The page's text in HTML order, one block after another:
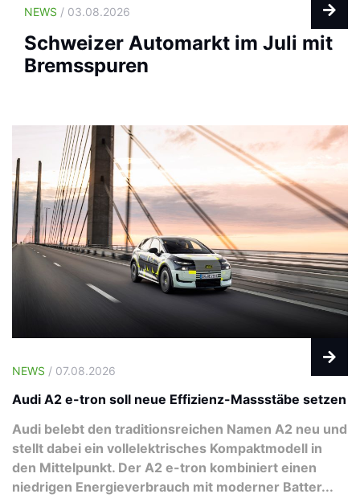
NEWS / 03.08.2026
Schweizer Automarkt im Juli mit
Bremsspuren
NEWS / 07.08.2026
Audi A2 e-tron soll neue Effizienz-Massstäbe setzen
Audi belebt den traditionsreichen Namen A2 neu und
stellt dabei ein vollelektrisches Kompaktmodell in
den Mittelpunkt. Der A2 e-tron kombiniert einen
niedrigen Energieverbrauch mit moderner Batter...